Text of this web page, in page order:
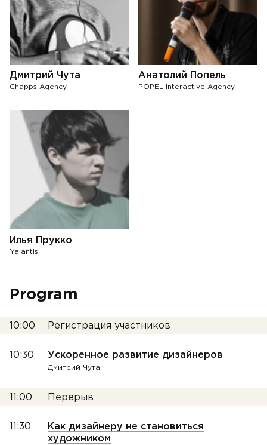
Дмитрий Чута
Chapps Agency
Анатолий Попель
POPEL Interactive Agency
Илья Прукко
Yalantis
Program
10:00 Регистрация участников
10:30 Ускоренное развитие дизайнеров
Дмитрий Чута
11:00 Перерыв
11:30
Как дизайнеру не становиться
художником